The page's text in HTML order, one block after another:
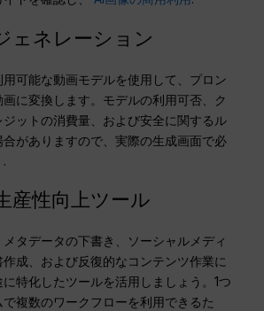
ェネレーション
可能な動画モデルを使用して、プロン
に変換します。モデルの利用可否、ク
ジットの消費量、および安全に関するル
がありますので、実際の生成画面で必
産性向上ツール
タデータの下書き、ソーシャルメディ
成、および反復的なコンテンツ作業に
特化したツールを活用しましょう。1つ
複数のワークフローを利用できるた